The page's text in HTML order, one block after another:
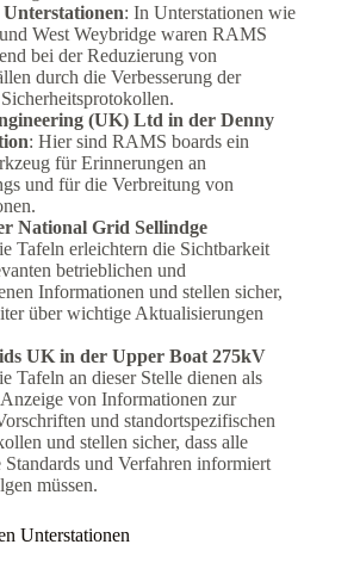
: In Unterstationen wie
West Weybridge waren RAMS
bei der Reduzierung von
durch die Verbesserung der
(UK) Ltd in der Denny
: Hier sind RAMS boards ein
für Erinnerungen an
und für die Verbreitung von
National Grid Sellindge
Tafeln erleichtern die Sichtbarkeit
betrieblichen und
Informationen und stellen sicher,
über wichtige Aktualisierungen
UK in der Upper Boat 275kV
Tafeln an dieser Stelle dienen als
von Informationen zur
und standortspezifischen
und stellen sicher, dass alle
und Verfahren informiert
müssen.
Unterstationen